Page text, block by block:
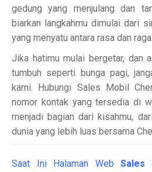
gedung yang menjulang dan
biarkan langkahmu dimulai dari
yang menyatu antara rasa dan raga.
Jika hatimu mulai bergetar, dan
tumbuh seperti bunga pagi,
kami. Hubungi Sales Mobil
nomor kontak yang tersedia di
menjadi bagian dari kisahmu,
dunia yang lebih luas bersama
Saat Ini Halaman WebSales